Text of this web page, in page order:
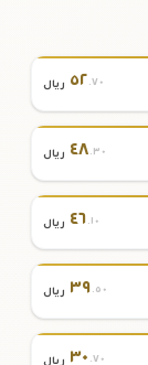
٥٢.٧٠ ريال
٤٨.٣٠ ريال
٤٦.١٠ ريال
٣٩.٥٠ ريال
٣٠ .٧٠ ريال